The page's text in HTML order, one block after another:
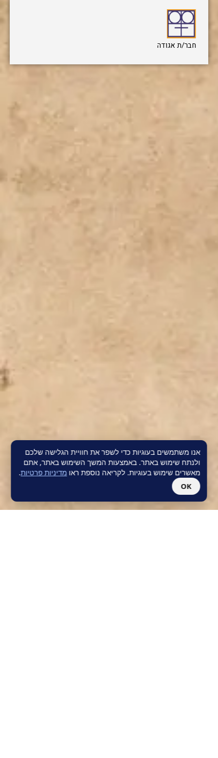
חבר/ת אגודה
אנו משתמשים בעוגיות כדי לשפר את חוויית הגלישה שלכם
ולנתח שימוש באתר. באמצעות המשך השימוש באתר, אתם
מאשרים שימוש בעוגיות. לקריאה נוספת ראו מדיניות פרטיות.
OK